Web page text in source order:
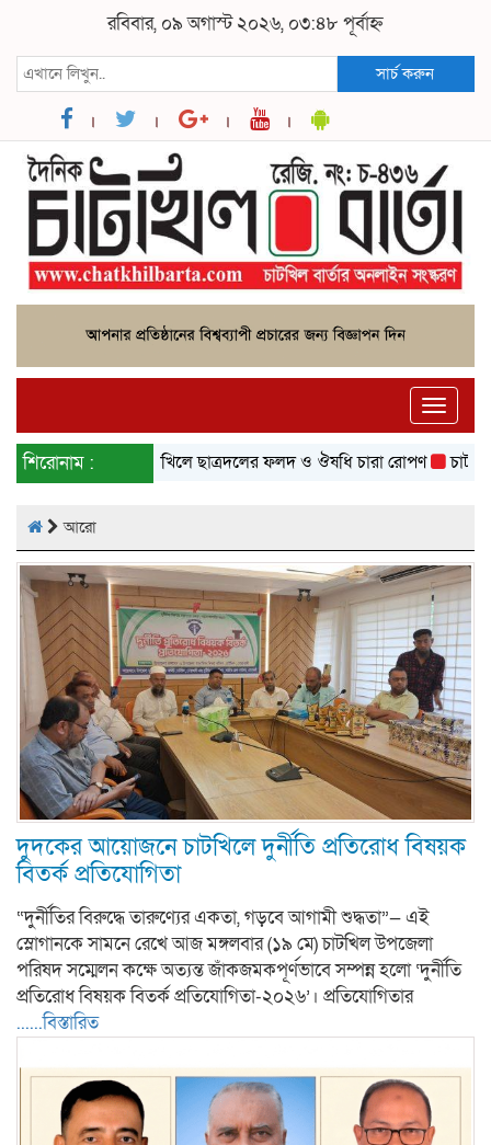
রবিবার, ০৯ অগাস্ট ২০২৬, ০৩:৪৮ পূর্বাহ্ন
সার্চ করুন
Toggle
শিরোনাম :চাটখিলে ছাত্রদলের ফলদ ও ঔষধি চারা রোপণ চাটখিলে
আরো
দুদকের আয়োজনে চাটখিলে দুর্নীতি প্রতিরোধ বিষয়ক
বিতর্ক প্রতিযোগিতা
“দুর্নীতির বিরুদ্ধে তারুণ্যের একতা, গড়বে আগামী শুদ্ধতা”— এই
স্লোগানকে সামনে রেখে আজ মঙ্গলবার (১৯ মে) চাটখিল উপজেলা
পরিষদ সম্মেলন কক্ষে অত্যন্ত জাঁকজমকপূর্ণভাবে সম্পন্ন হলো ‘দুর্নীতি
প্রতিরোধ বিষয়ক বিতর্ক প্রতিযোগিতা-২০২৬’। প্রতিযোগিতার
......বিস্তারিত